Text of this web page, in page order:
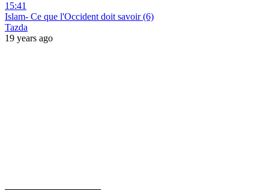
15:41
Islam- Ce que l'Occident doit savoir (6)
Tazda
19 years ago